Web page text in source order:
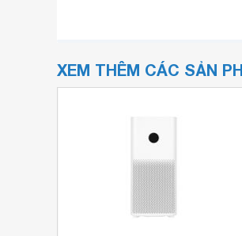
XEM THÊM CÁC SẢN